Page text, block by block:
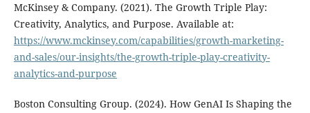
McKinsey & Company. (2021). The Growth Triple Play:
Creativity, Analytics, and Purpose. Available at:
https://www.mckinsey.com/capabilities/growth-marketing-
and-sales/our-insights/the-growth-triple-play-creativity-
analytics-and-purpose
Boston Consulting Group. (2024). How GenAI Is Shaping the